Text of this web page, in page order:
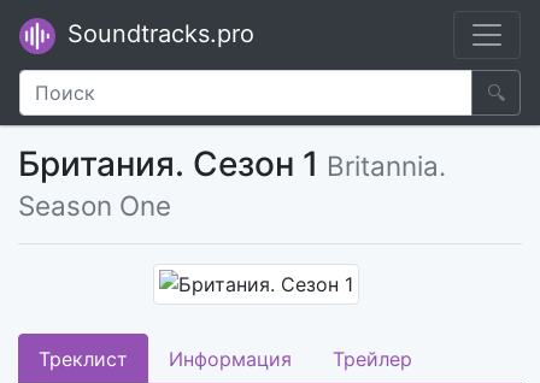
Soundtracks.pro
🔍
Британия. Сезон 1 Britannia.
Season One
Треклист Информация Трейлер